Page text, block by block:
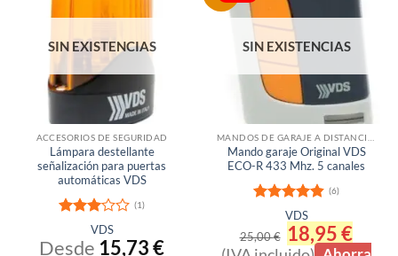
opciones
se
elegir
en
la
página
de
producto
SIN EXISTENCIAS
ACCESORIOS DE SEGURIDAD
Lámpara destellante
señalización para puertas
automáticas VDS
Valora
do con
(1)
VDS
Desde 15,73€
SIN EXISTENCIAS
Mando garaje Original VDS
ECO-R 433 Mhz. 5 canales
Valorado
4.83
de 5
(6)
VDS
25,00€ El
precio
18,95€El
precio